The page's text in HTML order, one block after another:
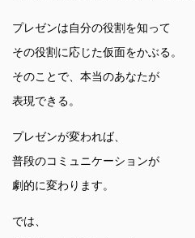
プレゼンは自分の役割を知って
その役割に応じた仮面をかぶる。
そのことで、本当のあなたが
表現できる。
プレゼンが変われば、
普段のコミュニケーションが
劇的に変わります。
では、